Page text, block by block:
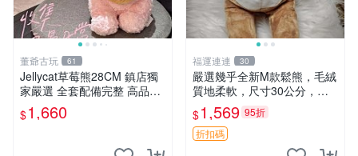
董爺古玩 61
Jellycat草莓熊28CM 鎮店獨
家嚴選 全套配備完整 高品質
收藏好物 紋章 玩具熊 定制熊
$1,660
福運連連 30
嚴選幾乎全新M款鬆熊，毛絨
質地柔軟，尺寸30公分，做
工精緻可愛，適合收藏或贈送
親友。中古使用痕跡，手感依
然優良。 鬆熊 嬰熊 毛玩偶
$1,569 95折
折扣碼